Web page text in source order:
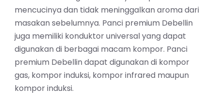
mencucinya dan tidak meninggalkan aroma dari
masakan sebelumnya. Panci premium Debellin
juga memiliki konduktor universal yang dapat
digunakan di berbagai macam kompor. Panci
premium Debellin dapat digunakan di kompor
gas, kompor induksi, kompor infrared maupun
kompor induksi.